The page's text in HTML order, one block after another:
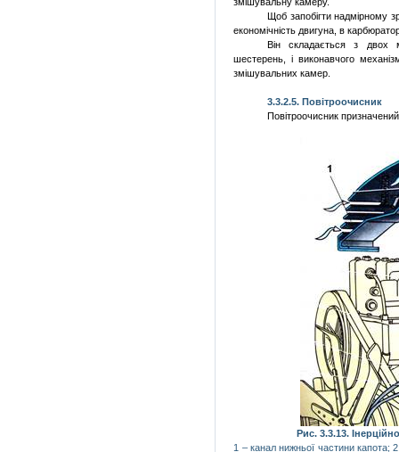
Щоб запобігти надмірному
економічність двигуна , в
Він
складається з двох
шестерень , і виконавчого
змішувальних камер.
3.3.2.5.Повітроочисник
Повітроочисник призначений
Рис. 3.3.13. Інерційно
1 – каналнижньої частиникапота;